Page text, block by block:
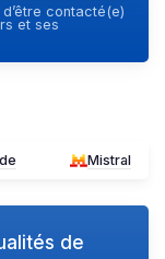
contacté(e)
et ses
Mistral
de